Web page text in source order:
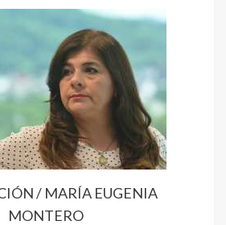
/ MARÍA EUGENIA
MONTERO